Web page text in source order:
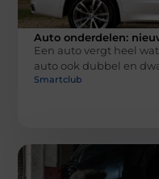
Auto onderdelen:
Een auto vergt heel
auto ook dubbel en
Smartclub